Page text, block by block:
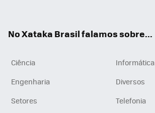
No Xataka Brasil falamos sobre...
Ciência
Informática
Engenharia
Diversos
Setores
Telefonia